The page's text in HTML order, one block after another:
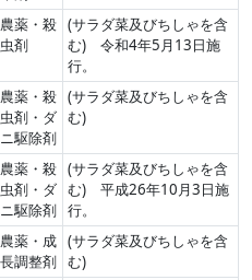
農薬・殺
虫剤
(サラダ菜及びちしゃを含
む) 令和4年5月13日施
行。
農薬・殺
虫剤・ダ
ニ駆除剤
(サラダ菜及びちしゃを含
む)
農薬・殺
虫剤・ダ
ニ駆除剤
(サラダ菜及びちしゃを含
む) 平成26年10月3日施
行。
農薬・成
長調整剤
(サラダ菜及びちしゃを含
む)